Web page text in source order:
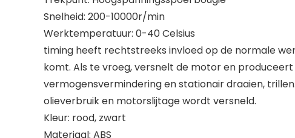
Snelheid: 200-10000r/min
Werktemperatuur: 0-40 Celsius
timing heeft rechtstreeks invloed op de normale
komt. Als te vroeg, versnelt de motor en
vermogensvermindering en stationair draaien,
olieverbruik en motorslijtage wordt versneld.
Kleur: rood, zwart
Materiaal: ABS